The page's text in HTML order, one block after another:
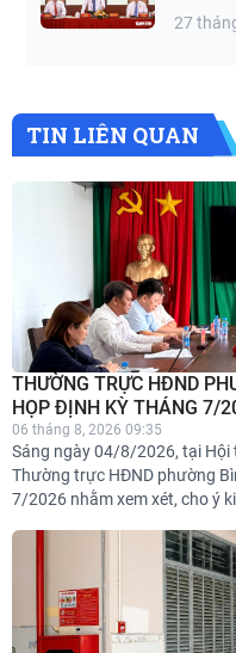
27
TIN LIÊN QUAN
THƯỜNG TRỰC HĐND
HỌP ĐỊNH KỲ THÁNG 7/
06 tháng 8, 2026 09:35
Sáng ngày 04/8/2026, tại
Thường trực HĐND phường
7/2026 nhằm xem xét, cho ý